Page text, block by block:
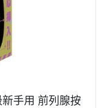
手用 前列腺按